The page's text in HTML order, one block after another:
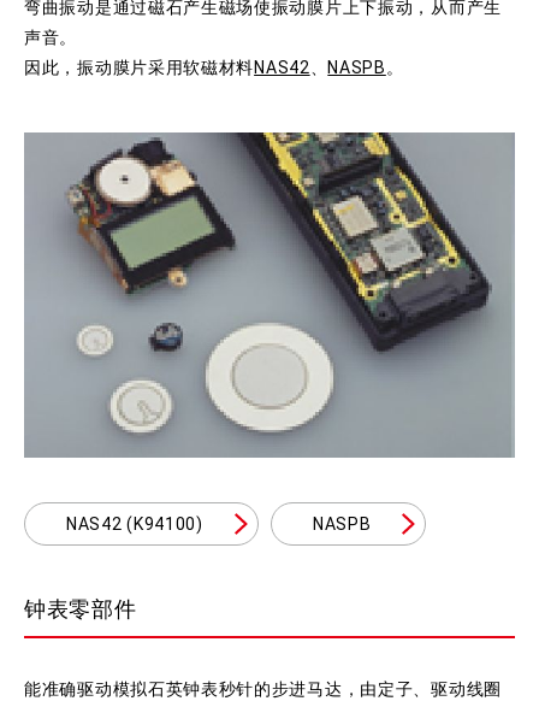
弯曲振动是通过磁石产生磁场使振动膜片上下振动，从而产生
声音。
因此，振动膜片采用软磁材料NAS42 NASPB 。
NAS42 (K94100) NASPB
钟表零部件
能准确驱动模拟石英钟表秒针的步进马达，由定子、驱动线圈